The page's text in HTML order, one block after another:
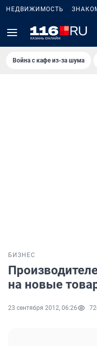
НЕДВИЖИМОСТЬ
Война с кафе из-за шума
БИЗНЕС
на новые
23 сентября 2012, 06:26